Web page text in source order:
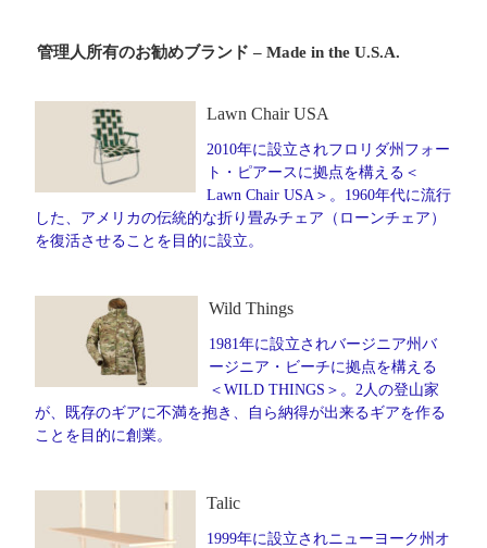
管理人所有のお勧めブランド – Made in the U.S.A.
Lawn Chair USA
2010年に設立されフロリダ州フォー
ト・ピアースに拠点を構える＜
Lawn Chair USA＞。1960年代に流行
した、アメリカの伝統的な折り畳みチェア（ローンチェア）
を復活させることを目的に設立。
Wild Things
1981年に設立されバージニア州バ
ージニア・ビーチに拠点を構える
＜WILD THINGS＞。2人の登山家
が、既存のギアに不満を抱き、自ら納得が出来るギアを作る
ことを目的に創業。
Talic
1999年に設立されニューヨーク州オ